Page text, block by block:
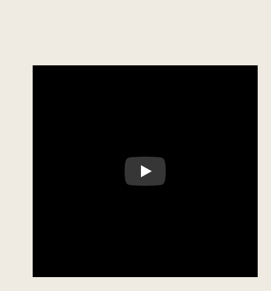
Video: Keynote (Google I/O '18)